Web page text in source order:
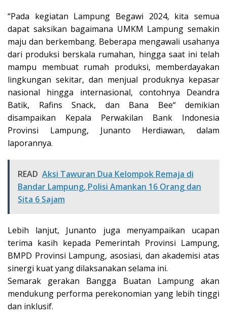
“Pada kegiatan Lampung Begawi 2024, kita semua
dapat saksikan bagaimana UMKM Lampung semakin
maju dan berkembang. Beberapa mengawali usahanya
dari produksi berskala rumahan, hingga saat ini telah
mampu membuat rumah produksi, memberdayakan
lingkungan sekitar, dan menjual produknya kepasar
nasional hingga internasional, contohnya Deandra
Batik, Rafins Snack, dan Bana Bee“ demikian
disampaikan Kepala Perwakilan Bank Indonesia
Provinsi Lampung, Junanto Herdiawan, dalam
laporannya.
READ Aksi Tawuran Dua Kelompok Remaja di
Bandar Lampung, Polisi Amankan 16 Orang dan
Sita 6 Sajam
Lebih lanjut, Junanto juga menyampaikan ucapan
terima kasih kepada Pemerintah Provinsi Lampung,
BMPD Provinsi Lampung, asosiasi, dan akademisi atas
sinergi kuat yang dilaksanakan selama ini.
Semarak gerakan Bangga Buatan Lampung akan
mendukung performa perekonomian yang lebih tinggi
dan inklusif.